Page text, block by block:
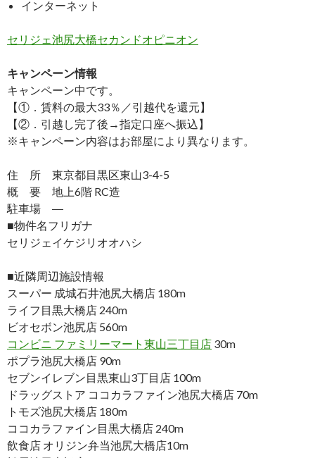
インターネット
セリジェ池尻大橋セカンドオピニオン
キャンペーン情報
キャンペーン中です。
【①．賃料の最大33％／引越代を還元】
【②．引越し完了後→指定口座へ振込】
※キャンペーン内容はお部屋により異なります。
住 所 東京都目黒区東山3-4-5
概 要 地上6階 RC造
駐車場 ―
■物件名フリガナ
セリジェイケジリオオハシ
■近隣周辺施設情報
スーパー 成城石井池尻大橋店 180m
ライフ目黒大橋店 240m
ビオセボン池尻店 560m
コンビニ ファミリーマート東山三丁目店 30m
ポプラ池尻大橋店 90m
セブンイレブン目黒東山3丁目店 100m
ドラッグストア ココカラファイン池尻大橋店 70m
トモズ池尻大橋店 180m
ココカラファイン目黒大橋店 240m
飲食店 オリジン弁当池尻大橋店10m